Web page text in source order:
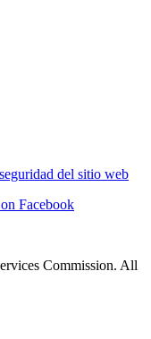
del sitio web
Facebook
Commission. All